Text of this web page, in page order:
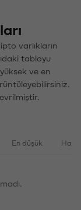
varlıkların
tabloyu
ve en
En düşük